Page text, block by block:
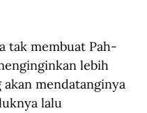
tak membuat Pah-
lebih
mendatanginya
lalu